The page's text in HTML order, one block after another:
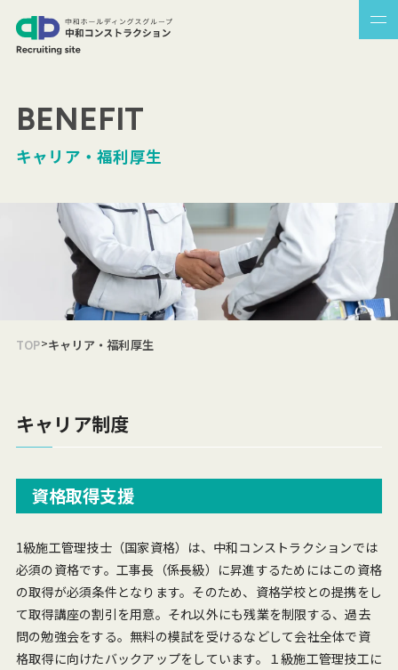
BENEFIT
キャリア・福利厚生
TOP>キャリア・福利厚生
キャリア制度
資格取得支援
1級施工管理技士（国家資格）は、中和コンストラクションでは
必須の資格です。工事長（係長級）に昇進するためにはこの資格
の取得が必須条件となります。そのため、資格学校との提携をし
て取得講座の割引を用意。それ以外にも残業を制限する、過去
問の勉強会をする。無料の模試を受けるなどして会社全体で資
格取得に向けたバックアップをしています。１級施工管理技工に